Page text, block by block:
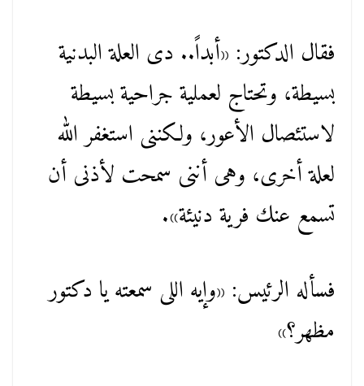
فقال الدكتور: «أبداً.. دى العلة البدنية
بسيطة، وتحتاج لعملية جراحية بسيطة
لاستئصال الأعور، ولكننى استغفر الله
لعلة أخرى، وهى أننى سمحت لأذنى أن
تسمع عنك فرية دنيئة».
فسأله الرئيس: «وإيه اللى سمعته يا دكتور
مظهر؟»